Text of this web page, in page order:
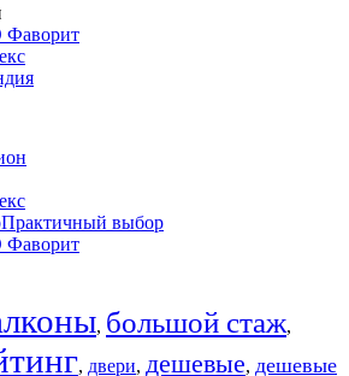
Практичный выбор
, большой стаж,
, двери, дешевые, дешевые